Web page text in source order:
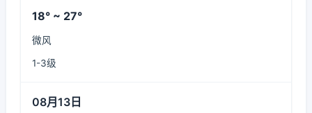
18° ~ 27°
微风
1-3级
08月13日